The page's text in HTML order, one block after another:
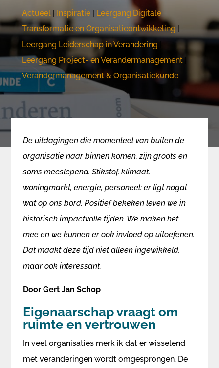
Actueel| Inspiratie|
Leergang Digitale
Transformatie en Organisatieontwikkeling
Leergang Leiderschap in Verandering
Leergang Project- en Verandermanagement|
Verandermanagement & Organisatiekunde
De uitdagingen die momenteel van buiten de
organisatie naar binnen komen, zijn groots en
soms meeslepend. Stikstof, klimaat,
woningmarkt, energie, personeel: er ligt nogal
wat op ons bord. Positief bekeken leven we in
historisch impactvolle tijden. We maken het
mee en we kunnen er ook invloed op uitoefenen.
Dat maakt deze tijd niet alleen ingewikkeld,
maar ook interessant.
Door Gert Jan Schop
Eigenaarschap vraagt om
ruimte en vertrouwen
In veel organisaties merk ik dat er wisselend
met veranderingen wordt omgesprongen. De